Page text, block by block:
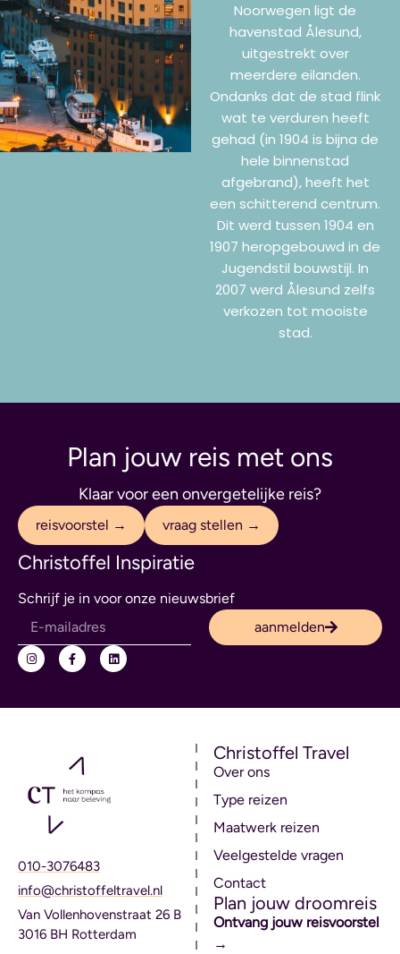
Noorwegen ligt de
havenstad Ålesund,
uitgestrekt over
meerdere eilanden.
Ondanks dat de stad flink
wat te verduren heeft
gehad (in 1904 is bijna de
hele binnenstad
afgebrand), heeft het
een schitterend centrum.
Dit werd tussen 1904 en
1907 heropgebouwd in de
Jugendstil bouwstijl. In
2007 werd Ålesund zelfs
verkozen tot mooiste
stad.
Plan jouw reis met ons
Klaar voor een onvergetelijke reis?
reisvoorstel → vraag stellen →
Christoffel Inspiratie
Schrijf je in voor onze nieuwsbrief
aanmelden
010-3076483
info@christoffeltravel.nl
Van Vollenhovenstraat 26 B
3016 BH Rotterdam
Christoffel Travel
Over ons
Type reizen
Maatwerk reizen
Veelgestelde vragen
Contact
Plan jouw droomreis
Ontvang jouw reisvoorstel
→